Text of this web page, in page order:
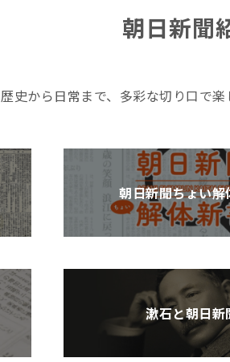
朝日新聞
歴史から日常まで、多彩な切り口で楽
朝日新聞ちょい解
漱石と朝日新